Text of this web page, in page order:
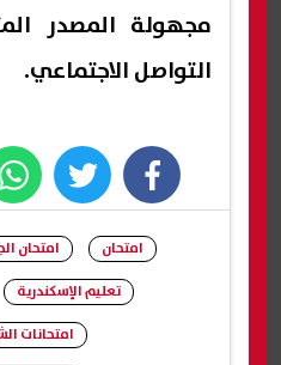
مجهولة المصدر
التواصل الاجتماعي.
facebook
twitter
امتحان
امتحان
تعليم الإسكندرية
امتحانات